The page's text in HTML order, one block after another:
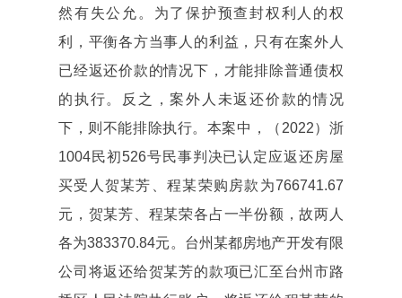
然有失公允。为了保护预查封权利人的权
利，平衡各方当事人的利益，只有在案外人
已经返还价款的情况下，才能排除普通债权
的执行。反之，案外人未返还价款的情况
下，则不能排除执行。本案中，（2022）浙
1004民初526号民事判决已认定应返还房屋
买受人贺某芳、程某荣购房款为766741.67
元，贺某芳、程某荣各占一半份额，故两人
各为383370.84元。台州某都房地产开发有限
公司将返还给贺某芳的款项已汇至台州市路